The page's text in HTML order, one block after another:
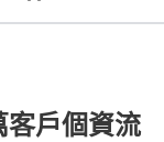
戶個資流